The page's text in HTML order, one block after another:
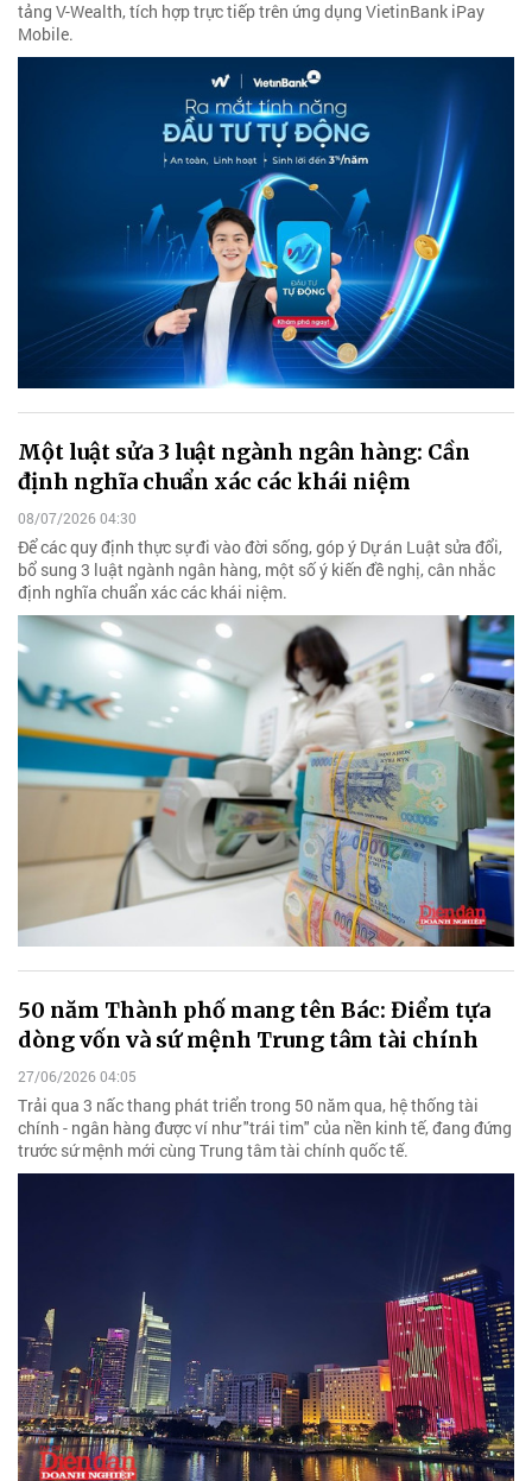
tảng V-Wealth, tích hợp trực tiếp trên ứng dụng VietinBank iPay
Mobile.
Một luật sửa 3 luật ngành ngân hàng: Cần
định nghĩa chuẩn xác các khái niệm
08/07/2026 04:30
Để các quy định thực sự đi vào đời sống, góp ý Dự án Luật sửa đổi,
bổ sung 3 luật ngành ngân hàng, một số ý kiến đề nghị, cân nhắc
định nghĩa chuẩn xác các khái niệm.
50 năm Thành phố mang tên Bác: Điểm tựa
dòng vốn và sứ mệnh Trung tâm tài chính
27/06/2026 04:05
Trải qua 3 nấc thang phát triển trong 50 năm qua, hệ thống tài
chính - ngân hàng được ví như "trái tim" của nền kinh tế, đang đứng
trước sứ mệnh mới cùng Trung tâm tài chính quốc tế.